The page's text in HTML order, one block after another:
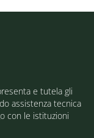
e tutela gli
assistenza tecnica
con le istituzioni